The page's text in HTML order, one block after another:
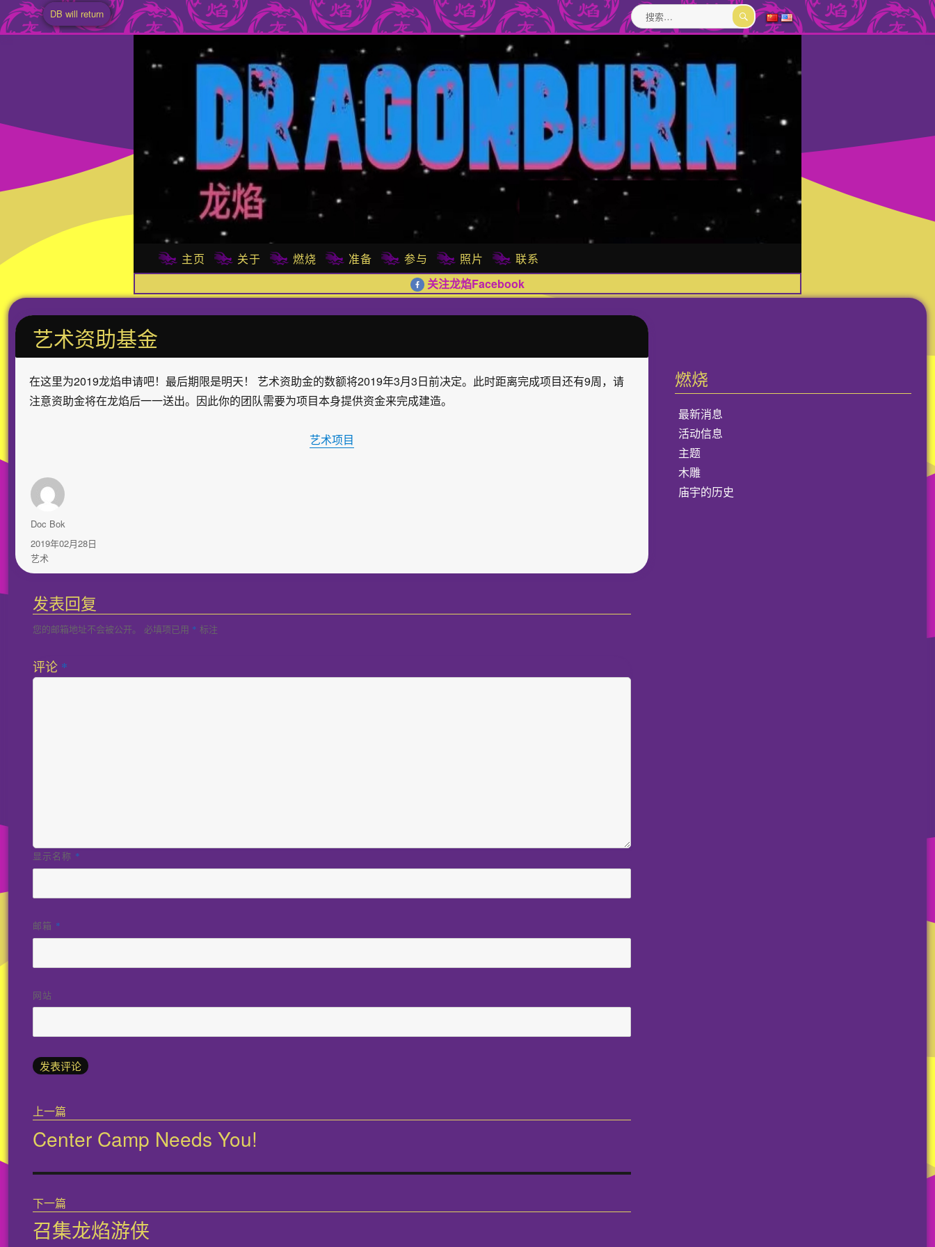
搜
索：
搜
索
DB will return
主页 关于 燃烧​ 准备 参与 照片
联系
关注龙焰Facebook
艺术资助基金
在这里为2019龙焰申请吧！最后期限是明天！ 艺术资助金的数额将2019年3月3日前决定。此时距离完成项目还有9周，请
注意资助金将在龙焰后一一送出。因此你的团队需要为项目本身提供资金来完成建造。
艺术项目
作
者
Doc Bok
发
布
于
2019年02月28日
分
类
艺术
发表回复
您的邮箱地址不会被公开。 必填项已用 * 标注
评论 *
显示名称 *
邮箱 *
网站
章
上一篇
上
文
Center Camp Needs You!
下一篇
下
召集龙焰游侠
燃烧​
最新消息
活动信息
主题
木雕
庙宇的历史